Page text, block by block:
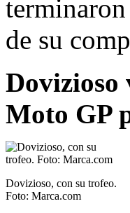
de su
Dovizioso
Moto GP
Dovizioso, con su trofeo.
Foto: Marca.com